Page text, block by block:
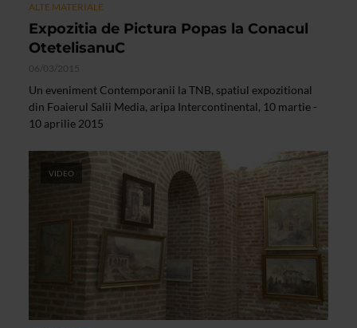
ALTE MATERIALE
Expozitia de Pictura Popas la Conacul
OtetelisanuC
06/03/2015
Un eveniment Contemporanii la TNB, spatiul expozitional
din Foaierul Salii Media, aripa Intercontinental, 10 martie -
10 aprilie 2015
VIDEO